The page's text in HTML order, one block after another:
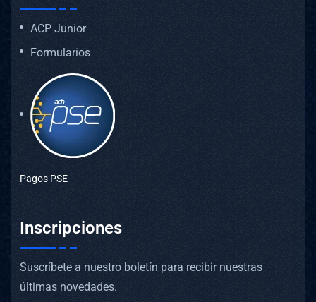
ACP Junior
Formularios
Pagos PSE
Inscripciones
Suscríbete a nuestro boletín para recibir nuestras
últimas novedades.